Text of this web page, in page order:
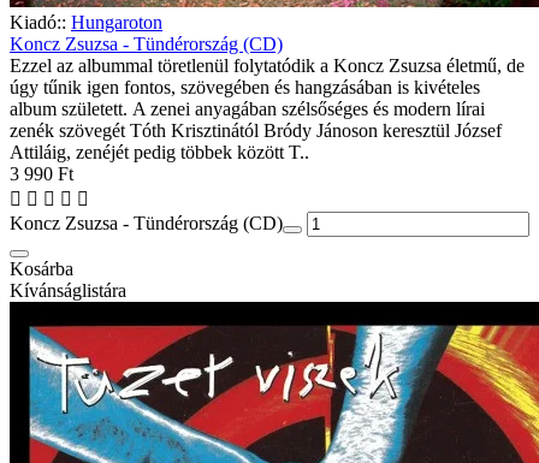
Kiadó:: Hungaroton
Koncz Zsuzsa - Tündérország (CD)
Ezzel az albummal töretlenül folytatódik a Koncz Zsuzsa életmű, de
úgy tűnik igen fontos, szövegében és hangzásában is kivételes
album született. A zenei anyagában szélsőséges és modern lírai
zenék szövegét Tóth Krisztinától Bródy Jánoson keresztül József
Attiláig, zenéjét pedig többek között T..
3 990 Ft
Koncz Zsuzsa - Tündérország (CD)
Kosárba
Kívánságlistára